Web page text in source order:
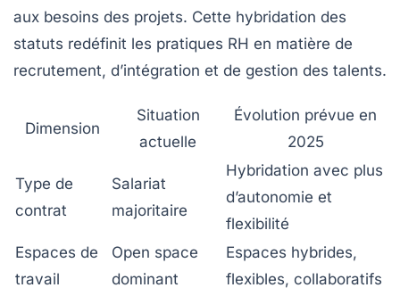
aux besoins des projets. Cette hybridation des
statuts redéfinit les pratiques RH en matière de
recrutement, d’intégration et de gestion des talents.
Dimension
Situation
actuelle
Évolution prévue en
2025
Type de
contrat
Salariat
majoritaire
Hybridation avec plus
d’autonomie et
flexibilité
Espaces de
travail
Open space
dominant
Espaces hybrides,
flexibles, collaboratifs